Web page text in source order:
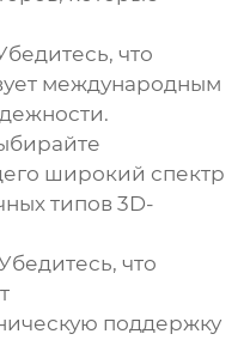
что
международным
широкий спектр
типов 3D-
что
поддержку